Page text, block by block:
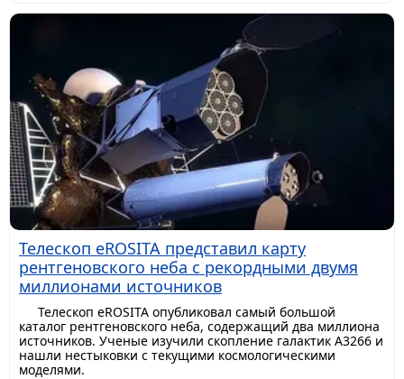
Телескоп eROSITA представил карту
рентгеновского неба с рекордными двумя
миллионами источников
Телескоп eROSITA опубликовал самый большой
каталог рентгеновского неба, содержащий два миллиона
источников. Ученые изучили скопление галактик A3266 и
нашли нестыковки с текущими космологическими
моделями.